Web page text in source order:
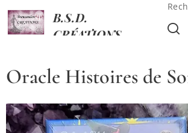
B.S.D.
CRÉATIONS
Oracle Histoires de